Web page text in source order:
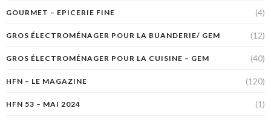
GOURMET – EPICERIE FINE (4)
GROS ÉLECTROMÉNAGER POUR LA BUANDERIE/ GEM (12)
GROS ÉLECTROMÉNAGER POUR LA CUISINE – GEM (40)
HFN – LE MAGAZINE (120)
HFN 53 – MAI 2024 (1)